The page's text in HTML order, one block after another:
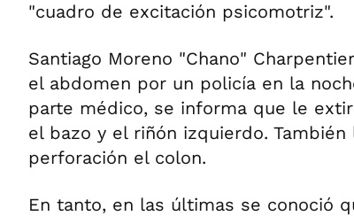
"cuadro de excitación psicomotriz".
Santiago Moreno "Chano"
el abdomen por un policía en la
parte médico, se informa que le
el bazo y el riñón izquierdo.
perforación el colon.
En tanto, en las últimas se conoció